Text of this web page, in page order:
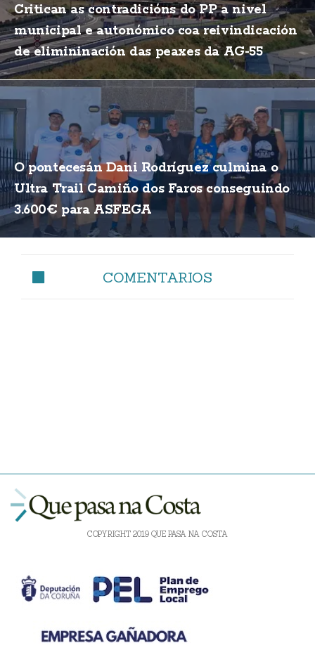
Critican as contradicións do PP a nivel
municipal e autonómico coa reivindicación
de elimininación das peaxes da AG-55
O pontecesán Dani Rodríguez culmina o
Ultra Trail Camiño dos Faros conseguindo
3.600€ para ASFEGA
COMENTARIOS
COPYRIGHT 2019 QUE PASA NA COSTA